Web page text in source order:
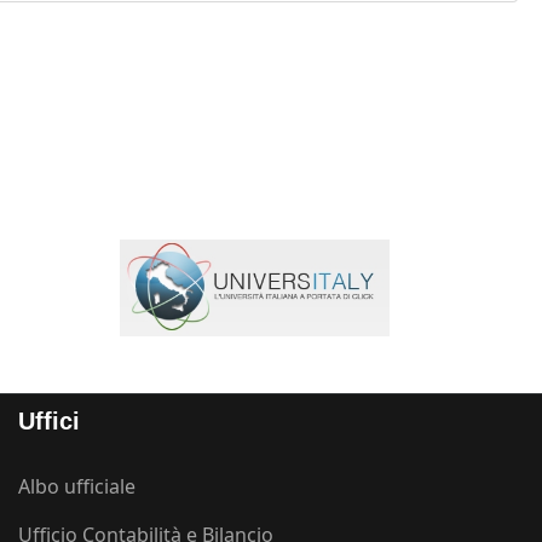
Uffici
Albo ufficiale
Ufficio Contabilità e Bilancio